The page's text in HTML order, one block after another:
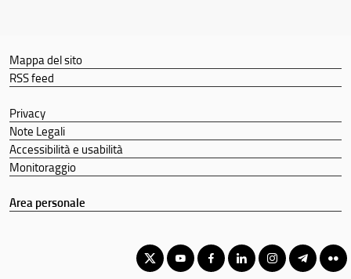
Mappa del sito
RSS feed
Privacy
Note Legali
Accessibilità e usabilità
Monitoraggio
Area personale